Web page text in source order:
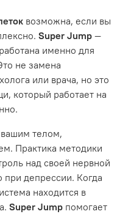
возможна, если вы
Super Jump —
именно для
не замена
или врача, но это
который работает на
вашим телом,
Практика методики
над своей нервной
при депрессии. Когда
находится в
Super Jump помогает